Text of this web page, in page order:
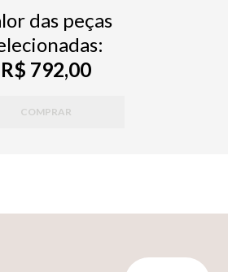
das peças
R$ 792,00
COMPRAR